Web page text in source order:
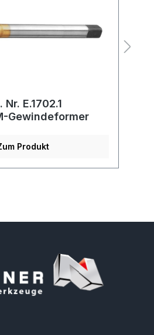
Nr. E.1702.1
Gewindeformer
Produkt